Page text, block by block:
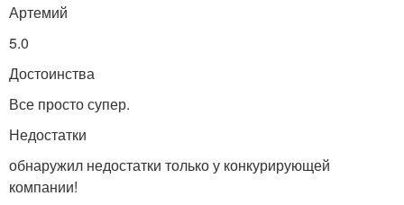
Артемий
5.0
Достоинства
Все просто супер.
Недостатки
обнаружил недостатки только у конкурирующей
компании!